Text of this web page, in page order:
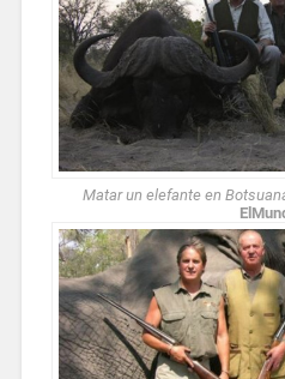
Matar un elefante en